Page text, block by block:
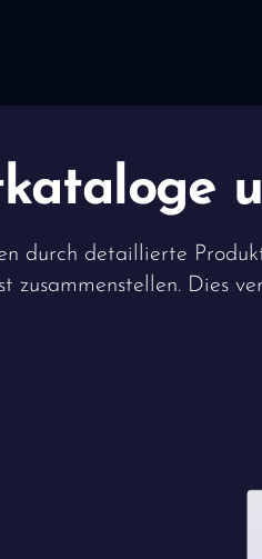
durch detaillierte
zusammenstellen. Dies